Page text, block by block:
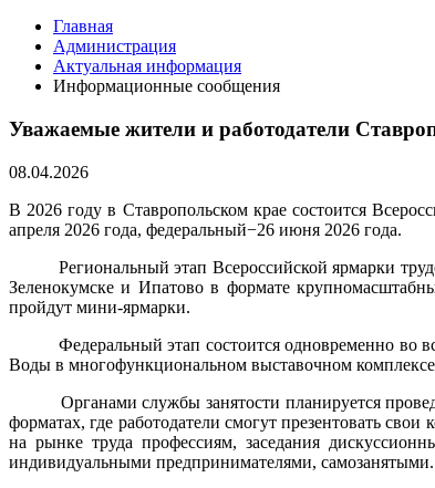
Главная
Администрация
Актуальная информация
Информационные сообщения
Уважаемые жители и работодатели
08.04.2026
В 2026 году в Ставропольском крае состоится
апреля 2026 года, федеральный−26 июня 2026 года.
Региональный этап Всероссийской ярмарки
Зеленокумске и Ипатово в формате
пройдут мини-ярмарки.
Федеральный этап состоится одновременно во
Воды в многофункциональном выставочном
Органами службы занятости планируется
форматах, где работодатели смогут презентовать
на рынке труда профессиям, заседания
индивидуальными предпринимателями, самозанятыми.